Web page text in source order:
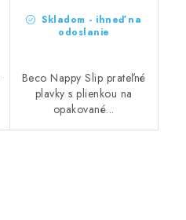
Skladom - ihneď na
odoslanie
Beco Nappy Slip prateľné
plavky s plienkou na
opakované...